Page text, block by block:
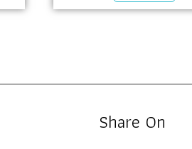
Share On